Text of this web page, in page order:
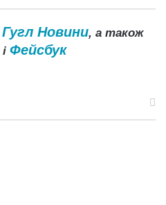
Гугл Новини, а також
і Фейсбук